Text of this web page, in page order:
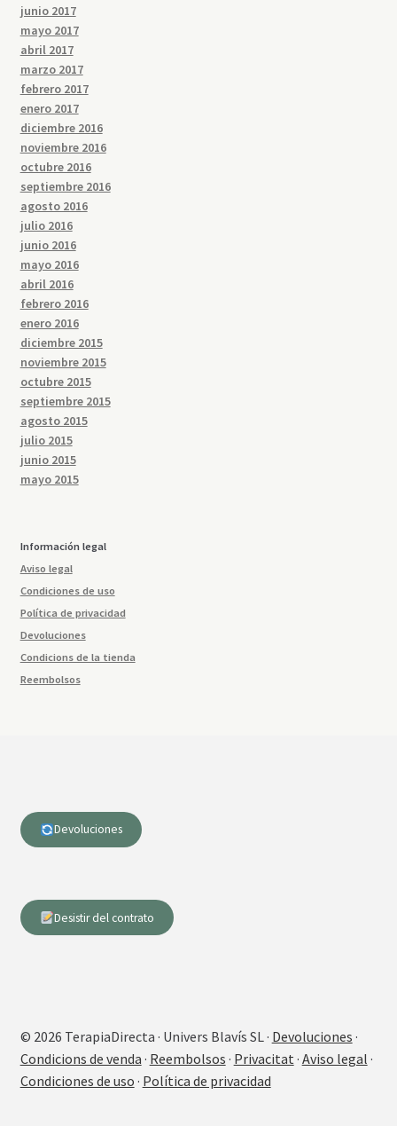
junio 2017
mayo 2017
abril 2017
marzo 2017
febrero 2017
enero 2017
diciembre 2016
noviembre 2016
octubre 2016
septiembre 2016
agosto 2016
julio 2016
junio 2016
mayo 2016
abril 2016
febrero 2016
enero 2016
diciembre 2015
noviembre 2015
octubre 2015
septiembre 2015
agosto 2015
julio 2015
junio 2015
mayo 2015
Información legal
Aviso legal
Condiciones de uso
Política de privacidad
Devoluciones
Condicions de la tienda
Reembolsos
Devoluciones
Desistir del contrato
© 2026 TerapiaDirecta · Univers Blavís SL · Devoluciones ·
Condicions de venda · Reembolsos · Privacitat · Aviso legal ·
Condiciones de uso · Política de privacidad